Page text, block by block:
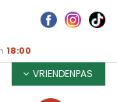
18:00
VRIENDENPAS